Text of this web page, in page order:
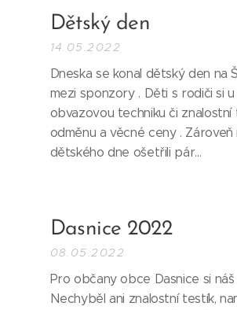
Dětský den
14.05.2022
Dneska se konal dětský den
mezi sponzory . Děti s rodiči si
obvazovou techniku či
odměnu a věcné ceny .
dětského dne ošetřili pár...
Dasnice 2022
08.05.2022
Pro občany obce Dasnice si
Nechyběl ani znalostní testík,